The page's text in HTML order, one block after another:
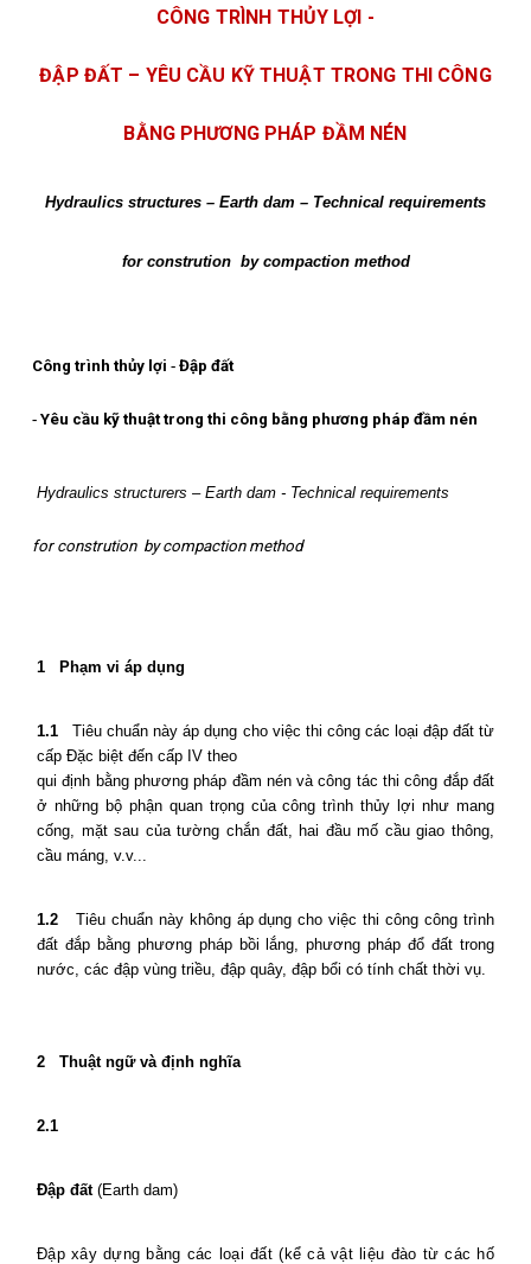
CÔNG TRÌNH THỦY LỢI -
ĐẬP ĐẤT – YÊU CẦU KỸ THUẬT TRONG THI CÔNG
BẰNG PHƯƠNG PHÁP ĐẦM NÉN
Hydraulics structures – Earth dam – Technical requirements
for constrution by compaction method
Công trình thủy lợi- Đập đất
- Yêu cầu kỹ thuật trong thi công bằng phương pháp đầm nén
Hydraulics structurers – Earth dam - Technical requirements
for constrution by compaction method
1 Phạm vi áp dụng
1.1
Tiêu chuẩn này áp dụng cho việc thi công các loại đập đất từ
cấp Đặc biệt đến cấp IV theo
qui định bằng phương pháp đầm nén và công tác thi công đắp đất
ở những bộ phận quan trọng của công trình thủy lợi như mang
cống, mặt sau của tường chắn đất, hai đầu mố cầu giao thông,
cầu máng, v.v...
1.2
Tiêu chuẩn này không áp dụng cho việc thi công công trình
đất đắp bằng phương pháp bồi lắng, phương pháp đổ đất trong
nước, các đập vùng triều, đập quây, đập bổi có tính chất thời vụ.
2 Thuật ngữ và định nghĩa
2.1
Đập đất (Earth dam)
Đập xây dựng bằng các loại đất (kể cả vật liệu đào từ các hố